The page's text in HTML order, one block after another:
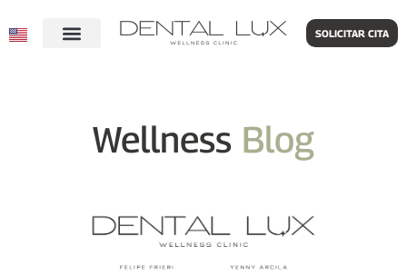
SOLICITAR CITA
Wellness Blog